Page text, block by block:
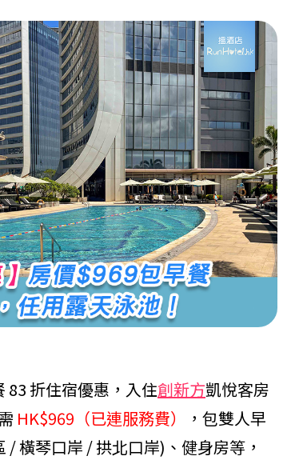
83 折住宿優惠，入住創新方凱悅客房
HK$969（已連服務費）
，包雙人早
橫琴口岸 / 拱北口岸)、健身房等，